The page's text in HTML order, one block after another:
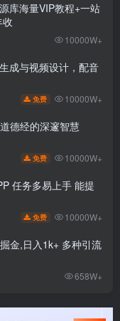
库海量VIP教程+一站
10000W+
成与视频设计，配音
免费 10000W+
德经的深邃智慧
免费 10000W+
任务多易上手 能提
免费 10000W+
金,日入1k+ 多种引流
658W+